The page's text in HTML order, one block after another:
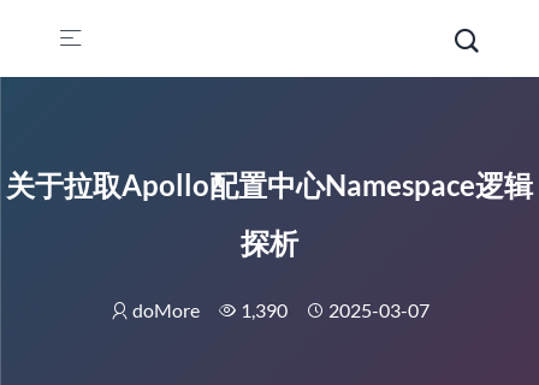
关于拉取Apollo配置中心Namespace逻辑
探析
doMore 1,390 2025-03-07